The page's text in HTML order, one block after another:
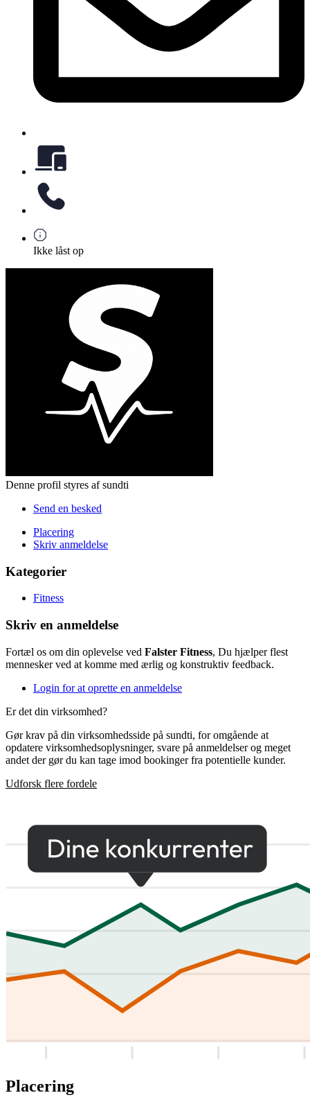
Ikke låst op
Denne profil styres af sundti
Send en besked
Placering
Skriv anmeldelse
Kategorier
Fitness
Skriv en anmeldelse
Fortæl os om din oplevelse ved Falster Fitness, Du hjælper flest
mennesker ved at komme med ærlig og konstruktiv feedback.
Login for at oprette en anmeldelse
Er det din virksomhed?
Gør krav på din virksomhedsside på sundti, for omgående at
opdatere virksomhedsoplysninger, svare på anmeldelser og meget
andet der gør du kan tage imod bookinger fra potentielle kunder.
Udforsk flere fordele
Placering